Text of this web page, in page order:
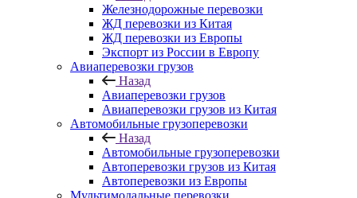
Железнодорожные перевозки
ЖД перевозки из Китая
ЖД перевозки из Европы
Экспорт из России в Европу
Авиаперевозки грузов
Назад
Авиаперевозки грузов
Авиаперевозки грузов из Китая
Автомобильные грузоперевозки
Назад
Автомобильные грузоперевозки
Автоперевозки грузов из Китая
Автоперевозки из Европы
Мультимодальные перевозки